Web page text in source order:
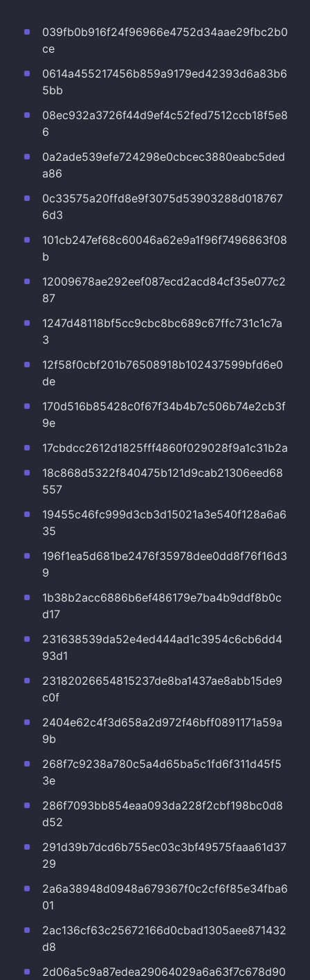
039fb0b916f24f96966e4752d34aae29fbc2b0
ce
0614a455217456b859a9179ed42393d6a83b6
5bb
08ec932a3726f44d9ef4c52fed7512ccb18f5e8
6
0a2ade539efe724298e0cbcec3880eabc5ded
a86
0c33575a20ffd8e9f3075d53903288d018767
6d3
101cb247ef68c60046a62e9a1f96f7496863f08
b
12009678ae292eef087ecd2acd84cf35e077c2
87
1247d48118bf5cc9cbc8bc689c67ffc731c1c7a
3
12f58f0cbf201b76508918b102437599bfd6e0
de
170d516b85428c0f67f34b4b7c506b74e2cb3f
9e
17cbdcc2612d1825fff4860f029028f9a1c31b2a
18c868d5322f840475b121d9cab21306eed68
557
19455c46fc999d3cb3d15021a3e540f128a6a6
35
196f1ea5d681be2476f35978dee0dd8f76f16d3
9
1b38b2acc6886b6ef486179e7ba4b9ddf8b0c
d17
231638539da52e4ed444ad1c3954c6cb6dd4
93d1
23182026654815237de8ba1437ae8abb15de9
c0f
2404e62c4f3d658a2d972f46bff0891171a59a
9b
268f7c9238a780c5a4d65ba5c1fd6f311d45f5
3e
286f7093bb854eaa093da228f2cbf198bc0d8
d52
291d39b7dcd6b755ec03c3bf49575faaa61d37
29
2a6a38948d0948a679367f0c2cf6f85e34fba6
01
2ac136cf63c25672166d0cbad1305aee871432
d8
2d06a5c9a87edea29064029a6a63f7c678d90